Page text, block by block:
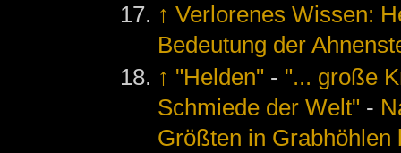
↑ Verlorenes Wissen:
Bedeutung der
↑ "Helden" - "... große
Schmiede der Welt" -
Größten in Grabhöhlen